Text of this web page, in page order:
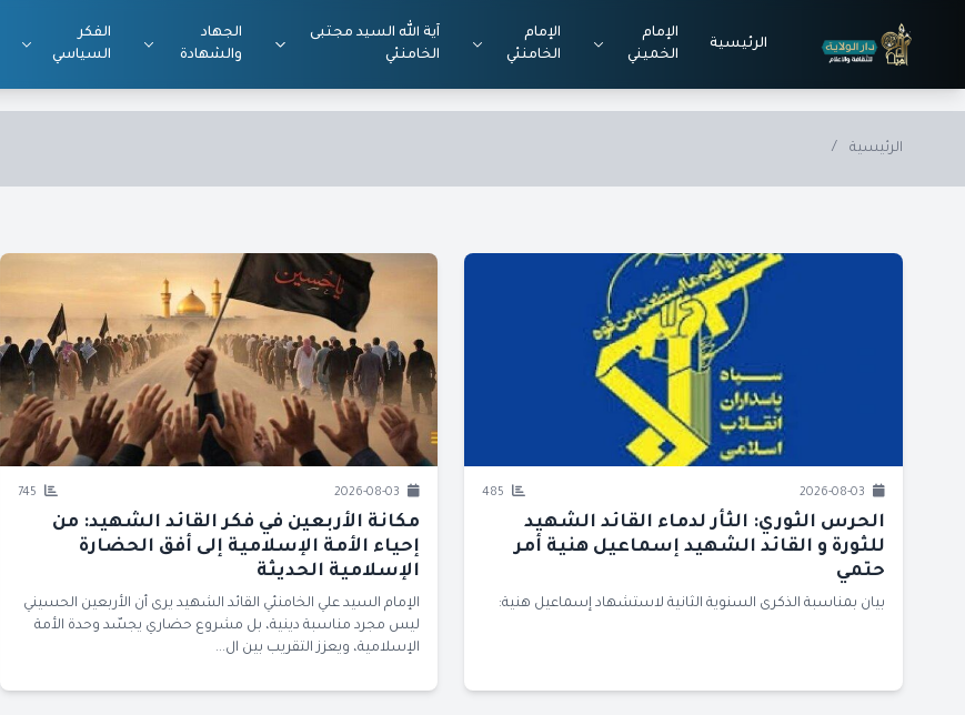
الرئيسية
الإمام
الخميني
الإمام
الخامنئي
آية الله السيد مجتبى
الخامنئي
الجهاد
والشهادة
الفكر
السياسي
الرئيسية /
الحرس الثوري: الثأر لدماء القائد الشهيد
للثورة و القائد الشهيد إسماعيل هنية أمر
حتمي
بيان بمناسبة الذكرى السنوية الثانية لاستشهاد إسماعيل هنية:
مكانة الأربعين في فكر القائد الشهيد: من
إحياء الأمة الإسلامية إلى أفق الحضارة
الإسلامية الحديثة
الإمام السيد علي الخامنئي القائد الشهيد يرى أن الأربعين الحسيني
ليس مجرد مناسبة دينية، بل مشروع حضاري يجسّد وحدة الأمة
الإسلامية، ويعزز التقريب بين ال...